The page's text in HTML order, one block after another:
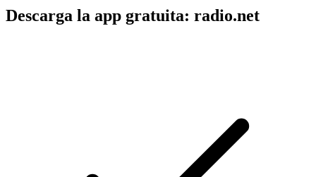
Descarga la app gratuita: radio.net